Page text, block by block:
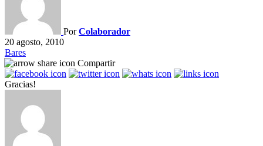
PorColaborador
20 agosto, 2010
Bares
Compartir
Gracias!